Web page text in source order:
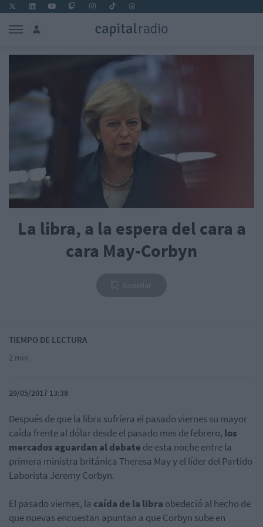
La libra, a la espera del cara a
cara May-Corbyn
TIEMPO DE LECTURA
2 min
29/05/2017 13:38
Después de que la libra sufriera el pasado viernes su mayor
caída frente al dólar desde el pasado mes de febrero, los
mercados aguardan al debate de esta noche entre la
primera ministra británica Theresa May y el líder del Partido
Laborista Jeremy Corbyn.
El pasado viernes, la caída de la libra obedeció al hecho de
que nuevas encuestan apuntan a que Corbyn sube en